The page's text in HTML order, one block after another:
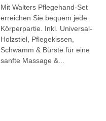
Mit Walters Pflegehand-Set
erreichen Sie bequem jede
Körperpartie. Inkl. Universal-
Holzstiel, Pflegekissen,
Schwamm & Bürste für eine
sanfte Massage &...